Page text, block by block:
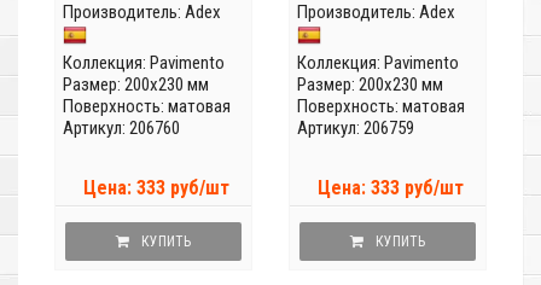
Производитель: Adex
Коллекция: Pavimento
Размер: 200x230 мм
Поверхность: матовая
Артикул: 206760
Цена: 333 руб/шт
КУПИТЬ
Производитель: Adex
Коллекция: Pavimento
Размер: 200x230 мм
Поверхность: матовая
Артикул: 206759
Цена: 333 руб/шт
КУПИТЬ